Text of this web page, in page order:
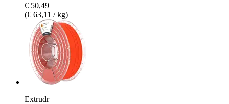
€ 50,49
(€ 63,11 / kg)
Extrudr